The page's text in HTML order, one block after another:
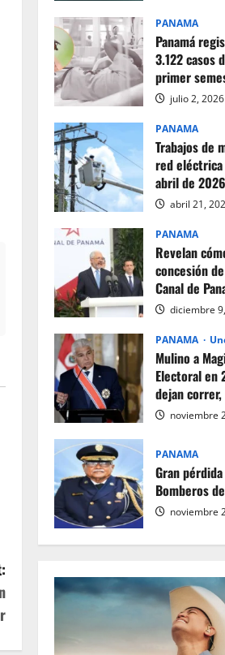
PANAMA
Panamá
3.122 casos
primer
julio 2, 2026
PANAMA
Trabajos de
red
abril de 2026
abril 21,
PANAMA
Revelan
concesión
Canal de
diciembre
PANAMA
Mulino a
Electoral en
dejan correr,
noviembre
PANAMA
Gran
Bomberos
noviembre